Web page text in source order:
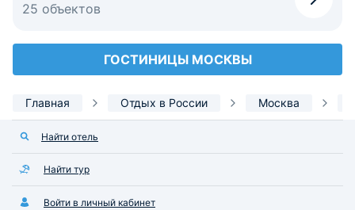
25 объектов
ГОСТИНИЦЫ МОСКВЫ
Главная Отдых в России Москва
Найти отель
Найти тур
Войти в личный кабинет